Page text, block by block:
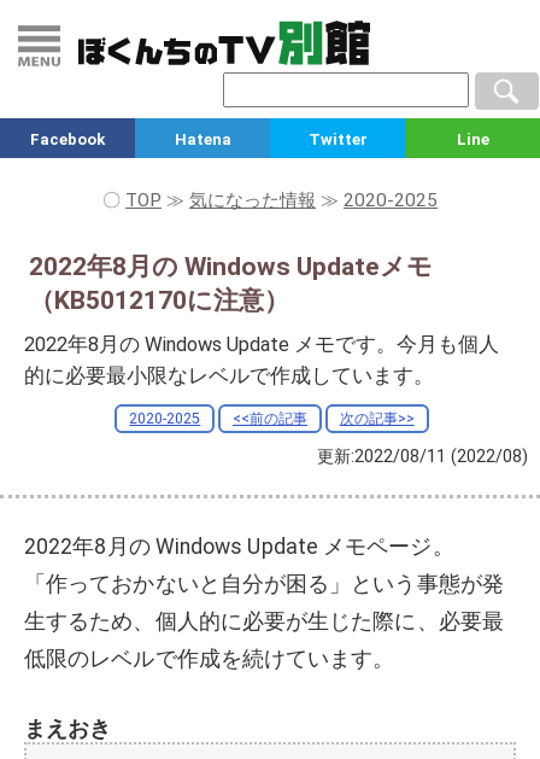
Facebook Hatena Twitter Line
〇 TOP ≫ 気になった情報 ≫ 2020-2025
2022年8月の Windows Updateメモ
（KB5012170に注意）
2022年8月の Windows Update メモです。今月も個人
的に必要最小限なレベルで作成しています。
2020-2025 <<前の記事 次の記事>>
更新:2022/08/11 (2022/08)
2022年8月の Windows Update メモページ。
「作っておかないと自分が困る」という事態が発
生するため、個人的に必要が生じた際に、必要最
低限のレベルで作成を続けています。
まえおき